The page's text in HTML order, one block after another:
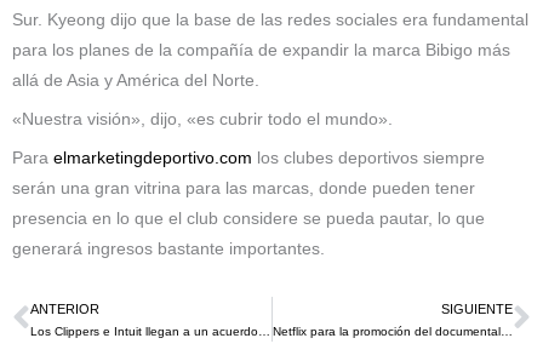
Sur. Kyeong dijo que la base de las redes sociales era fundamental
para los planes de la compañía de expandir la marca Bibigo más
allá de Asia y América del Norte.
«Nuestra visión», dijo, «es cubrir todo el mundo».
Para elmarketingdeportivo.com los clubes deportivos siempre
serán una gran vitrina para las marcas, donde pueden tener
presencia en lo que el club considere se pueda pautar, lo que
generará ingresos bastante importantes.
Ant
ANTERIOR SIGUIENTE
Netflix para la promoción del documental de la leyenda de la F1 Schumacher utiliza publicidad de alto impacto en un mural